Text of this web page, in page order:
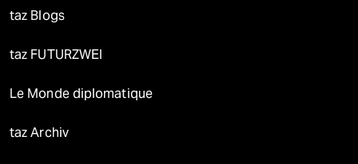
taz Blogs
taz FUTURZWEI
Le Monde diplomatique
taz Archiv